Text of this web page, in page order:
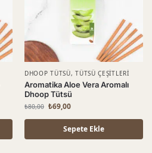
DHOOP TÜTSÜ,TÜTSÜ ÇEŞITLERI
Aromatika Aloe Vera Aromalı
Dhoop Tütsü
₺80,00 ₺69,00
Sepete Ekle